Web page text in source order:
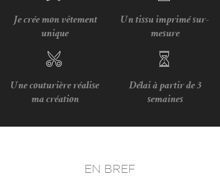
Je crée mon vêtement
unique
Un tissu imprimé sur-
mesure
Une couturière réalise
ma création
Délai à partir de 3
semaines
EN BREF